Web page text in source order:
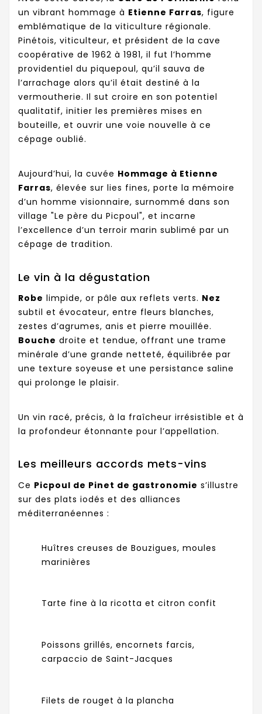
un vibrant hommage à Etienne Farras, figure
emblématique de la viticulture régionale.
Pinétois, viticulteur, et président de la cave
coopérative de 1962 à 1981, il fut l’homme
providentiel du piquepoul, qu’il sauva de
l’arrachage alors qu’il était destiné à la
vermoutherie. Il sut croire en son potentiel
qualitatif, initier les premières mises en
bouteille, et ouvrir une voie nouvelle à ce
cépage oublié.
Aujourd’hui, la cuvée Hommage à Etienne
Farras, élevée sur lies fines, porte la mémoire
d’un homme visionnaire, surnommé dans son
village "Le père du Picpoul", et incarne
l’excellence d’un terroir marin sublimé par un
cépage de tradition.
Le vin à la dégustation
Robe limpide, or pâle aux reflets verts. Nez
subtil et évocateur, entre fleurs blanches,
zestes d’agrumes, anis et pierre mouillée.
Bouche droite et tendue, offrant une trame
minérale d’une grande netteté, équilibrée par
une texture soyeuse et une persistance saline
qui prolonge le plaisir.
Un vin racé, précis, à la fraîcheur irrésistible et à
la profondeur étonnante pour l’appellation.
Les meilleurs accords mets-vins
Ce Picpoul de Pinet de gastronomie s’illustre
sur des plats iodés et des alliances
méditerranéennes :
Huîtres creuses de Bouzigues, moules
marinières
Tarte fine à la ricotta et citron confit
Poissons grillés, encornets farcis,
carpaccio de Saint-Jacques
Filets de rouget à la plancha